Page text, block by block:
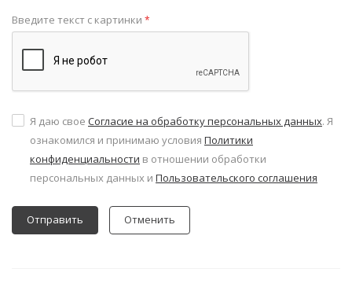
Введите текст с картинки *
Я даю свое Согласие на обработку персональных данных. Я
ознакомился и принимаю условия Политики
конфиденциальности в отношении обработки
персональных данных и Пользовательского соглашения
Отменить